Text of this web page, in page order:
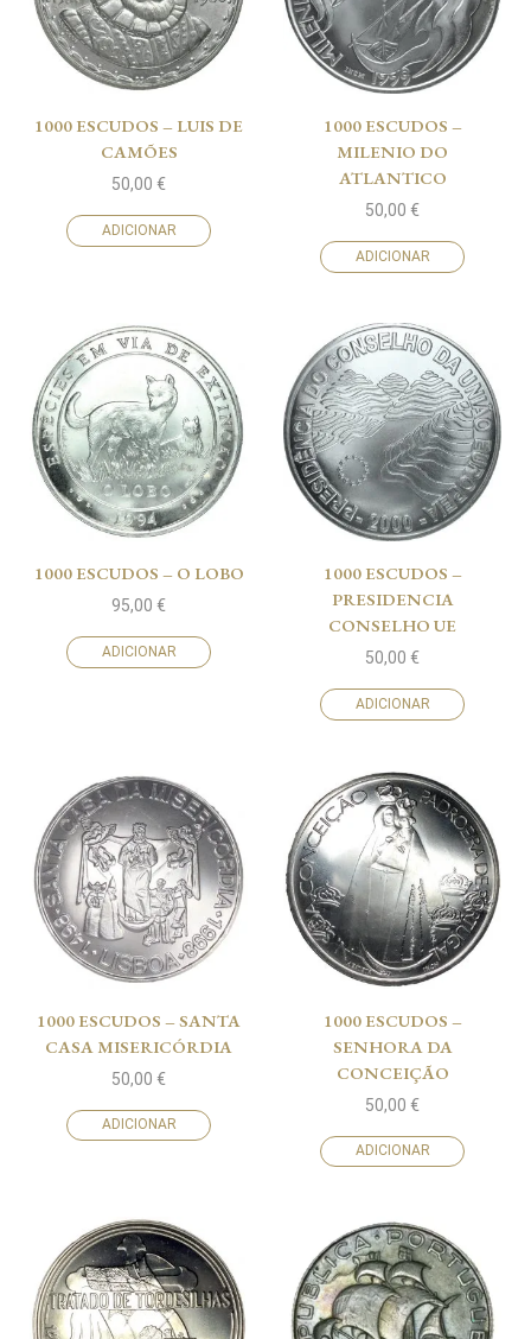
1000 ESCUDOS – LUIS DE
CAMÕES
50,00 €
ADICIONAR
1000 ESCUDOS –
MILENIO DO
ATLANTICO
50,00 €
ADICIONAR
1000 ESCUDOS – O LOBO
95,00 €
ADICIONAR
1000 ESCUDOS –
PRESIDENCIA
CONSELHO UE
50,00 €
ADICIONAR
1000 ESCUDOS – SANTA
CASA MISERICÓRDIA
50,00 €
ADICIONAR
1000 ESCUDOS –
SENHORA DA
CONCEIÇÃO
50,00 €
ADICIONAR